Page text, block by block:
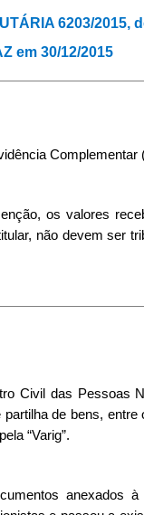
6203/2015,
em 30/12/2015
Complementar
os valores
não devem ser
Civil das Pessoas
de bens,
“Varig”.
anexados